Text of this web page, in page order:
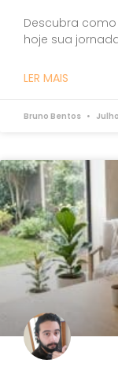
Descubra
hoje sua
LER MAIS
Bruno Bentos